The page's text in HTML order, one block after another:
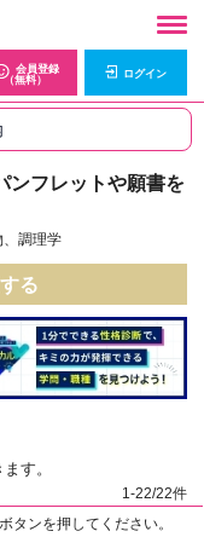
会員登録
（無料）
ログイン
ンフレットや願書を
、調理学
る
す。
1-22/22件
タンを押してください。